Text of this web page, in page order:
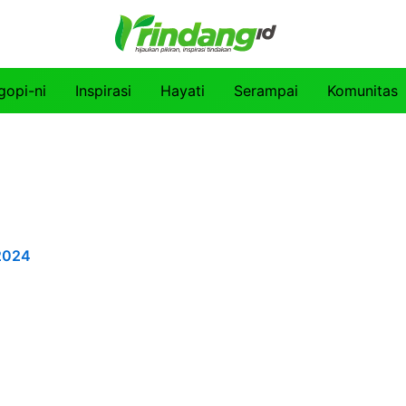
ni Inspirasi Hayati Serampai Komunitas